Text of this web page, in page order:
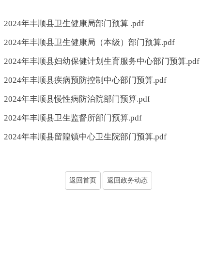
2024年丰顺县卫生健康局部门预算 .pdf
2024年丰顺县卫生健康局（本级）部门预算.pdf
2024年丰顺县妇幼保健计划生育服务中心部门预算.pdf
2024年丰顺县疾病预防控制中心部门预算.pdf
2024年丰顺县慢性病防治院部门预算.pdf
2024年丰顺县卫生监督所部门预算.pdf
2024年丰顺县留隍镇中心卫生院部门预算.pdf
返回首页 返回政务动态